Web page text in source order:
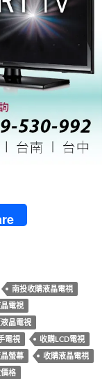
南投收購液晶電視
電視
晶電視
電視
收購LCD電視
螢幕
收購液晶電視
格